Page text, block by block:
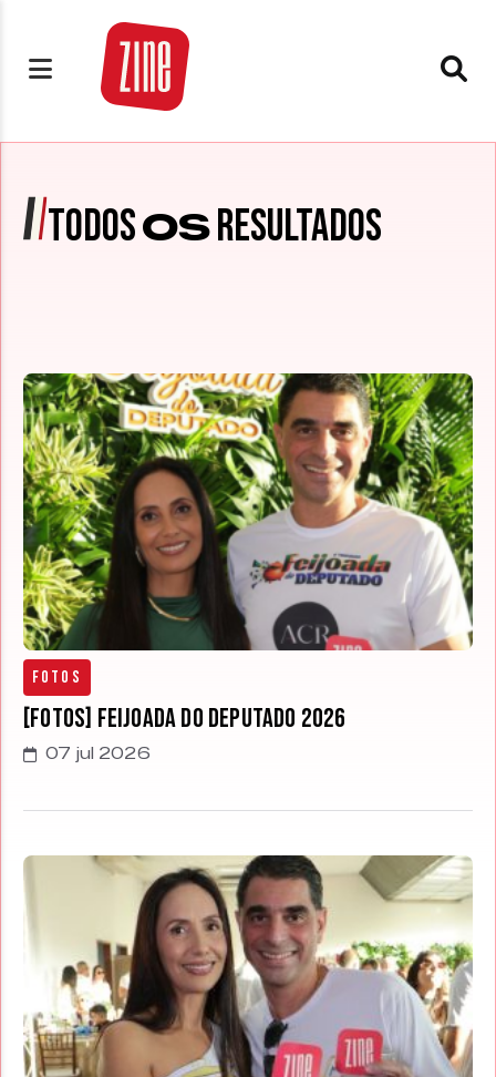
TODOSOSRESULTADOS
Fotos
[FOTOS] Feijoada do Deputado 2026
07 jul 2026